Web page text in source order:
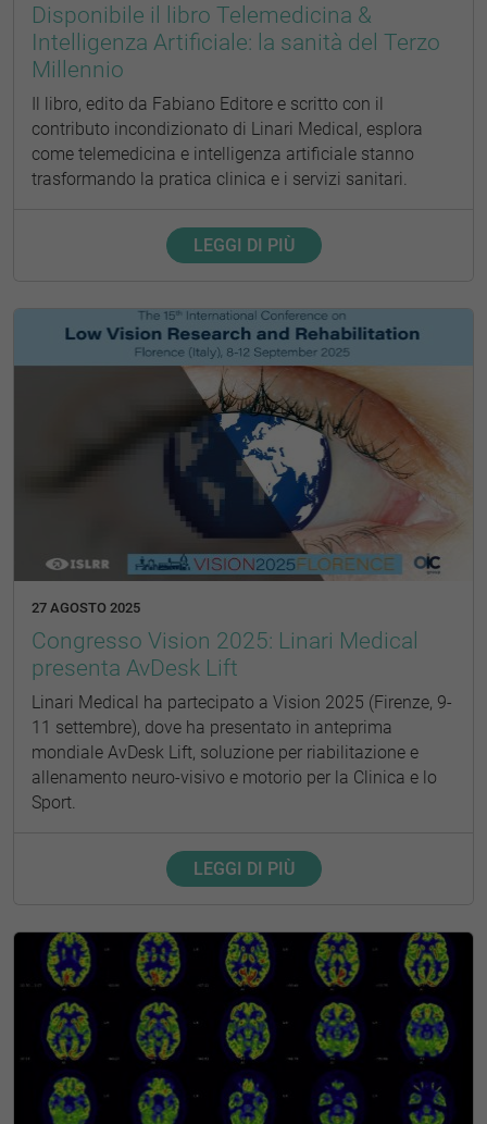
Disponibile il libro Telemedicina &
Intelligenza Artificiale: la sanità del Terzo
Millennio
Il libro, edito da Fabiano Editore e scritto con il
contributo incondizionato di Linari Medical, esplora
come telemedicina e intelligenza artificiale stanno
trasformando la pratica clinica e i servizi sanitari.
LEGGI DI PIÙ
27 AGOSTO 2025
Congresso Vision 2025: Linari Medical
presenta AvDesk Lift
Linari Medical ha partecipato a Vision 2025 (Firenze, 9-
11 settembre), dove ha presentato in anteprima
mondiale AvDesk Lift, soluzione per riabilitazione e
allenamento neuro-visivo e motorio per la Clinica e lo
Sport.
LEGGI DI PIÙ